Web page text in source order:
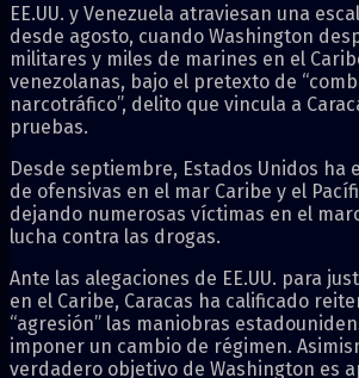
EE.UU. y Venezuela atraviesan una
desde agosto, cuando Washington
militares y miles de marines en el
venezolanas, bajo el pretexto de
narcotráfico”, delito que vincula a
pruebas.
Desde septiembre, Estados Unidos ha
de ofensivas en el mar Caribe y el
dejando numerosas víctimas en el
lucha contra las drogas.
Ante las alegaciones de EE.UU. para
en el Caribe, Caracas ha calificado
“agresión” las maniobras
imponer un cambio de régimen.
verdadero objetivo de Washington es